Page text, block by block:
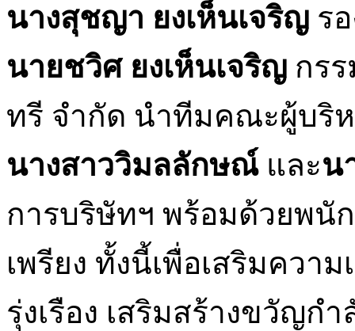
นางสุชญา ยงเห็นเจริญ ร
นายชวิศ ยงเห็นเจริญ กร
ทรี จำกัด นำทีมคณะผู้บริ
นางสาววิมลลักษณ์และน
การบริษัทฯ พร้อมด้วยพนั
เพรียง ทั้งนี้เพื่อเสริมควา
รุ่งเรือง เสริมสร้างขวัญก